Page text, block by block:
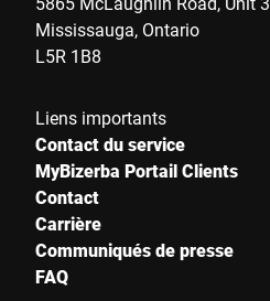
Mississauga, Ontario
L5R 1B8
Liens importants
Contact du service
MyBizerba Portail Clients
Contact
Carrière
Communiqués de presse
FAQ